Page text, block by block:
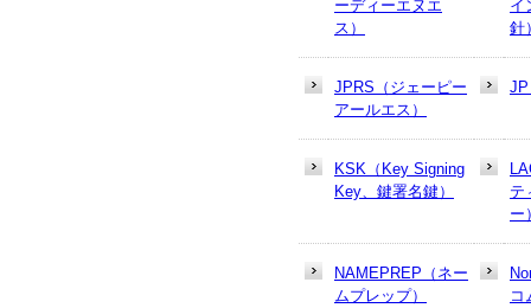
ーディーエヌエ
ス）
イ
針
JPRS（ジェーピー
アールエス）
JP
KSK（Key Signing
Key、鍵署名鍵）
テ
ー
NAMEPREP（ネー
ムプレップ）
コ